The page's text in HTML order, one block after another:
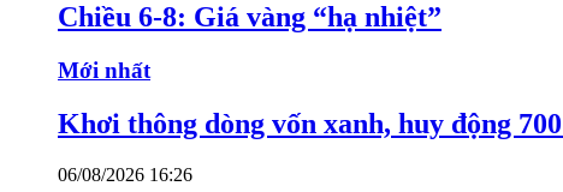
Chiều 6-8: Giá vàng “hạ nhiệt”
Mới nhất
Khơi thông dòng vốn xanh, huy động
06/08/2026 16:26